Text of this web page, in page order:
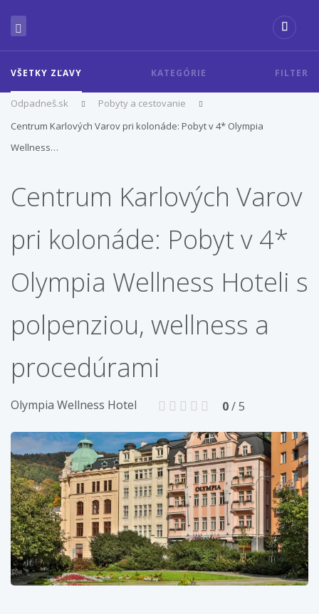
VŠETKY ZĽAVY KATEGÓRIE FILTER
Odpadneš.sk
Pobyty a cestovanie
Centrum Karlových Varov pri kolonáde: Pobyt v 4* Olympia
Wellness…
Centrum Karlových Varov
pri kolonáde: Pobyt v 4*
Olympia Wellness Hoteli s
polpenziou, wellness a
procedúrami
Olympia Wellness Hotel 0/ 5